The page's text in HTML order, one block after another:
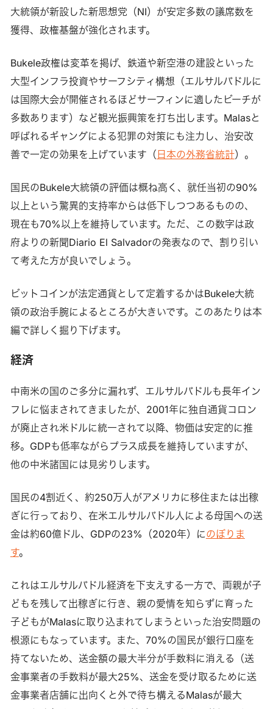
大統領が新設した新思想党（NI）が安定多数の議席数を
獲得、政権基盤が強化されます。
Bukele政権は変革を掲げ、鉄道や新空港の建設といった
大型インフラ投資やサーフシティ構想（エルサルバドルに
は国際大会が開催されるほどサーフィンに適したビーチが
多数あります）など観光振興策を打ち出します。Malasと
呼ばれるギャングによる犯罪の対策にも注力し、治安改
善で一定の効果を上げています（日本の外務省統計）。
国民のBukele大統領の評価は概ね高く、就任当初の90%
以上という驚異的支持率からは低下しつつあるものの、
現在も70%以上を維持しています。ただ、この数字は政
府よりの新聞Diario El Salvadorの発表なので、割り引い
て考えた方が良いでしょう。
ビットコインが法定通貨として定着するかはBukele大統
領の政治手腕によるところが大きいです。このあたりは本
編で詳しく掘り下げます。
経済
中南米の国のご多分に漏れず、エルサルバドルも長年イン
フレに悩まされてきましたが、2001年に独自通貨コロン
が廃止され米ドルに統一されて以降、物価は安定的に推
移。GDPも低率ながらプラス成長を維持していますが、
他の中米諸国には見劣りします。
国民の4割近く、約250万人がアメリカに移住または出稼
ぎに行っており、在米エルサルバドル人による母国への送
金は約60億ドル、GDPの23%（2020年）にのぼりま
す。
これはエルサルバドル経済を下支えする一方で、両親が子
どもを残して出稼ぎに行き、親の愛情を知らずに育った
子どもがMalasに取り込まれてしまうといった治安問題の
根源にもなっています。また、70%の国民が銀行口座を
持てないため、送金額の最大半分が手数料に消える（送
金事業者の手数料が最大25%、送金を受け取るために送
金事業者店舗に出向くと外で待ち構えるMalasが最大